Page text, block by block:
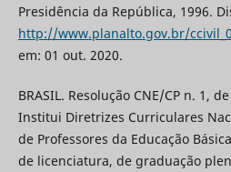
Presidência da República, 1996.
http://www.planalto.gov.br/
em: 01 out. 2020.
BRASIL. Resolução CNE/CP n. 1,
Institui Diretrizes Curriculares
de Professores da Educação
de licenciatura, de graduação